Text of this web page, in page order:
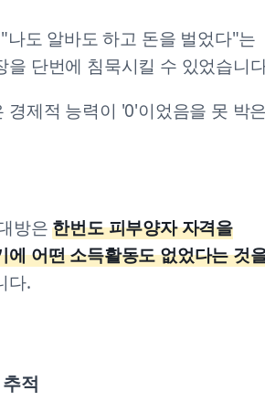
나도 알바도 하고 돈을 벌었다"는
을 단번에 침묵시킬 수 있었습니
경제적 능력이 '0'이었음을 못 박
방은한번도 피부양자 자격을
에 어떤 소득활동도 없었다는 것
다.
적